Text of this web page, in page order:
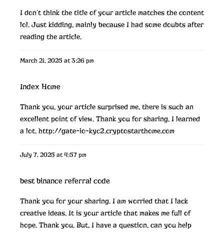
I don’t think the title of your article matches the content
lol. Just kidding, mainly because I had some doubts after
reading the article.
March 21, 2025 at 3:26 pm
Index Home
Thank you, your article surprised me, there is such an
excellent point of view. Thank you for sharing, I learned
a lot. http://gate-io-kyc2.cryptostarthome.com
July 7, 2025 at 4:57 pm
best binance referral code
Thank you for your sharing. I am worried that I lack
creative ideas. It is your article that makes me full of
hope. Thank you. But, I have a question, can you help